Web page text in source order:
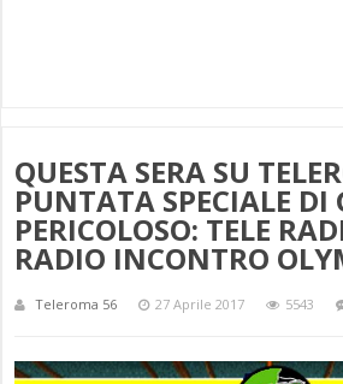
QUESTA SERA SU
PUNTATA SPECIALE DI
PERICOLOSO: TELE
RADIO INCONTRO
Teleroma 56 27 Aprile 2017 5543